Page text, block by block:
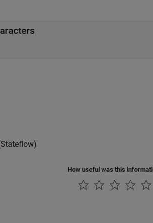
How useful was this